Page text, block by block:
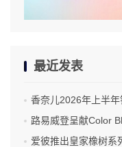
最近发表
香奈儿2026年上半
路易威登呈献Color
爱彼推出皇家橡树系列自